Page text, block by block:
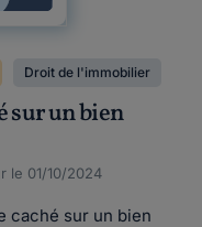
Droit de l'immobilier
sur un bien
le 01/10/2024
caché sur un bien